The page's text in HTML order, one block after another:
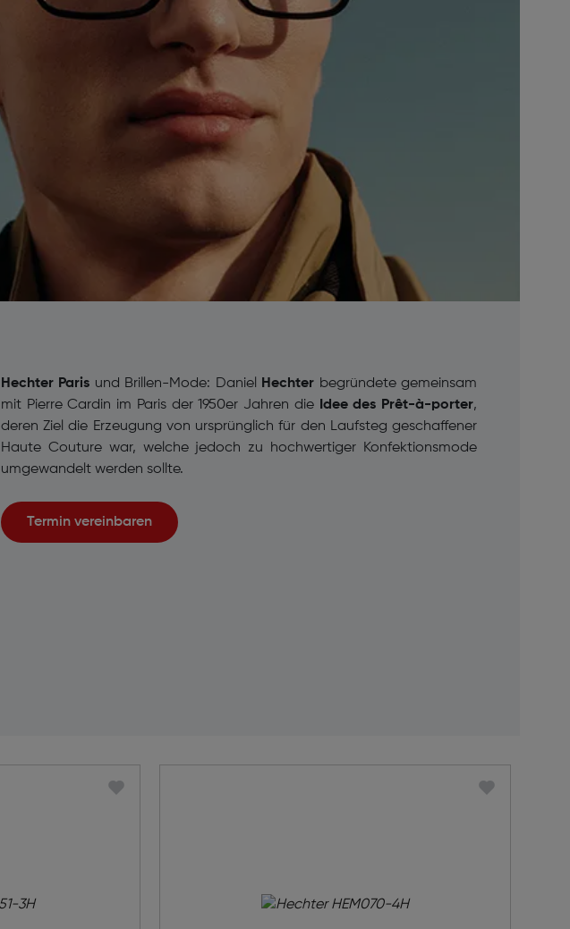
Hechter Paris und Brillen-Mode: Daniel Hechter begründete gemeinsam
mit Pierre Cardin im Paris der 1950er Jahren die Idee des Prêt-à-porter,
deren Ziel die Erzeugung von ursprünglich für den Laufsteg geschaffener
Haute Couture war, welche jedoch zu hochwertiger Konfektionsmode
umgewandelt werden sollte.
Termin vereinbaren